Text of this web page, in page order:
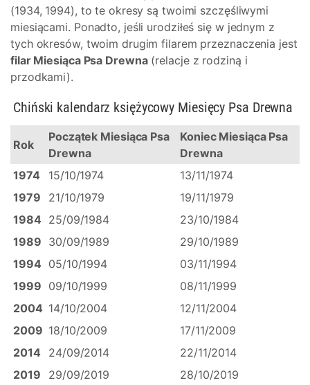
(1934, 1994), to te okresy są twoimi szczęśliwymi
miesiącami. Ponadto, jeśli urodziłeś się w jednym z
tych okresów, twoim drugim filarem przeznaczenia jest
filar Miesiąca Psa Drewna(relacje z rodziną i
przodkami).
Chiński kalendarz księżycowy Miesięcy Psa Drewna
Rok
Początek Miesiąca Psa
Drewna
Koniec Miesiąca Psa
Drewna
1974
15/10/1974
13/11/1974
1979
21/10/1979
19/11/1979
1984 25/09/1984
23/10/1984
1989 30/09/1989
29/10/1989
1994 05/10/1994
03/11/1994
1999 09/10/1999
08/11/1999
2004 14/10/2004
12/11/2004
2009 18/10/2009
17/11/2009
2014
24/09/2014
22/11/2014
2019
29/09/2019 28/10/2019